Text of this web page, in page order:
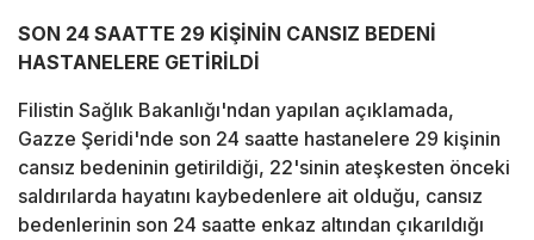
SON 24 SAATTE 29 KİŞİNİN CANSIZ BEDENİ
HASTANELERE GETİRİLDİ
Filistin Sağlık Bakanlığı'ndan yapılan açıklamada,
Gazze Şeridi'nde son 24 saatte hastanelere 29 kişinin
cansız bedeninin getirildiği, 22'sinin ateşkesten önceki
saldırılarda hayatını kaybedenlere ait olduğu, cansız
bedenlerinin son 24 saatte enkaz altından çıkarıldığı